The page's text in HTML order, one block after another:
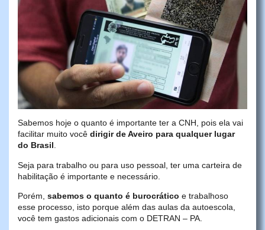
Sabemos hoje o quanto é importante ter a CNH, pois ela vai
facilitar muito você dirigir de Aveiro para qualquer lugar
do Brasil.
Seja para trabalho ou para uso pessoal, ter uma carteira de
habilitação é importante e necessário.
Porém, sabemos o quanto é burocrático e trabalhoso
esse processo, isto porque além das aulas da autoescola,
você tem gastos adicionais com o DETRAN – PA.